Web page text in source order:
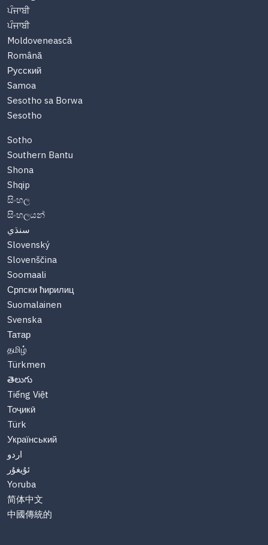
ਪੰਜਾਬੀ
ਪੰਜਾਬੀ
Moldovenească
Română
Русский
Samoa
Sesotho sa Borwa
Sesotho
Sotho
Southern Bantu
Shona
Shqip
සිංහල
සිංහලයන්
سنڌي
Slovenský
Slovenščina
Soomaali
Српски ћирилиц
Suomalainen
Svenska
Татар
தமிழ்
Türkmen
తెలుగు
Tiếng Việt
Тоҷикӣ
Türk
Український
اردو
ئۇيغۇر
Yoruba
简体中文
中國傳統的